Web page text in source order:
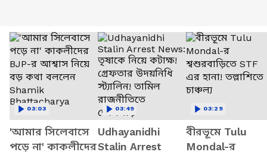
'আমার সিলেবাসে
পড়ে না' কাকলীদের
03:03
Udhayanidhi
Stalin Arrest
03:49
বীরভূমে Tulu
Mondal-র
03:29